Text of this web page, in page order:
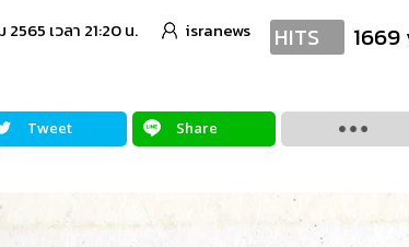
2565 เวลา 21:20 น. isranews HITS 1669
Tweet Share